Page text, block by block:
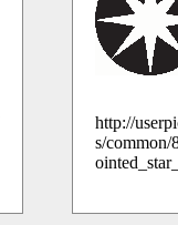
http://
s/common/